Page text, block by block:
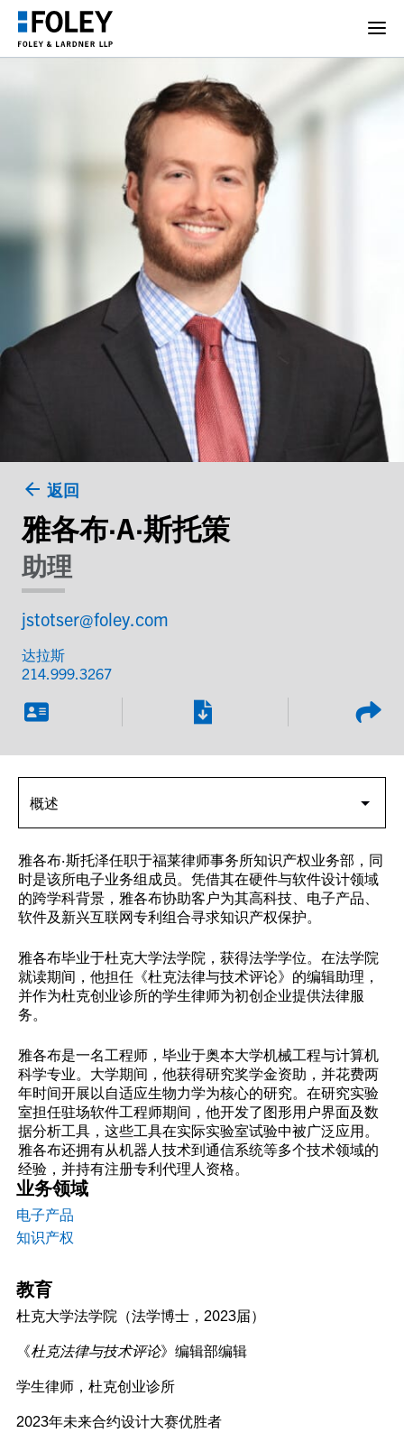
返回
雅各布·A·斯托策
助理
jstotser@foley.com
达拉斯
214.999.3267
业务领域
电子产品
知识产权
教育
杜克大学法学院（法学博士，2023届）
《杜克法律与技术评论》编辑部编辑
学生律师，杜克创业诊所
2023年未来合约设计大赛优胜者
雅各布·斯托泽任职于福莱律师事务所知识产权业务部，同
时是该所电子业务组成员。凭借其在硬件与软件设计领域
的跨学科背景，雅各布协助客户为其高科技、电子产品、
软件及新兴互联网专利组合寻求知识产权保护。
雅各布毕业于杜克大学法学院，获得法学学位。在法学院
就读期间，他担任《杜克法律与技术评论》的编辑助理，
并作为杜克创业诊所的学生律师为初创企业提供法律服
务。
雅各布是一名工程师，毕业于奥本大学机械工程与计算机
科学专业。大学期间，他获得研究奖学金资助，并花费两
年时间开展以自适应生物力学为核心的研究。在研究实验
室担任驻场软件工程师期间，他开发了图形用户界面及数
据分析工具，这些工具在实际实验室试验中被广泛应用。
雅各布还拥有从机器人技术到通信系统等多个技术领域的
经验，并持有注册专利代理人资格。